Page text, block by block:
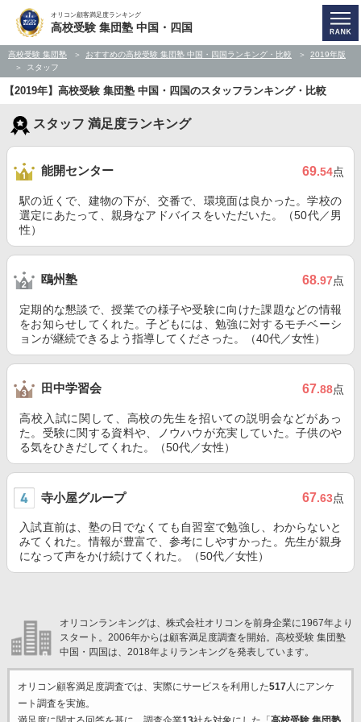
オリコン顧客満足度ランキング
高校受験 集団塾 中国・四国
高校受験 集団塾 おすすめの高校受験 集団塾 中国・四国ランキング・比較
2019年版
スタッフ
【2019年】高校受験 集団塾 中国・四国のスタッフランキング・比較
スタッフ 満足度ランキング
能開センター 69.54点
駅の近くで、建物の下が、交番で、環境面は良かった。学校の
選定にあたって、親身なアドバイスをいただいた。（50代／男
性）
鴎州塾 68.97点
定期的な懇談で、授業での様子や受験に向けた課題などの情報
をお知らせしてくれた。子どもには、勉強に対するモチベーシ
ョンが継続できるよう指導してくださった。（40代／女性）
田中学習会 67.88点
高校入試に関して、高校の先生を招いての説明会などがあっ
た。受験に関する資料や、ノウハウが充実していた。子供のや
る気をひきだしてくれた。（50代／女性）
寺小屋グループ 67.63点
入試直前は、塾の日でなくても自習室で勉強し、わからないと
みてくれた。情報が豊富で、参考にしやすかった。先生が親身
になって声をかけ続けてくれた。（50代／女性）
オリコンランキングは、株式会社オリコンを前身企業に1967年より
スタート。2006年からは顧客満足度調査を開始。高校受験 集団塾
中国・四国は、2018年よりランキングを発表しています。
オリコン顧客満足度調査では、実際にサービスを利用した517人にアンケ
ート調査を実施。